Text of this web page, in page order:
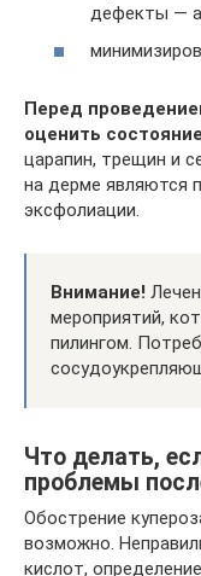
дефекты —
Перед
оценить
царапин, трещин и
на дерме являются
эксфолиации.
Внимание!
мероприятий,
пилингом.
Что делать,
проблемы
Обострение
возможно.
кислот,